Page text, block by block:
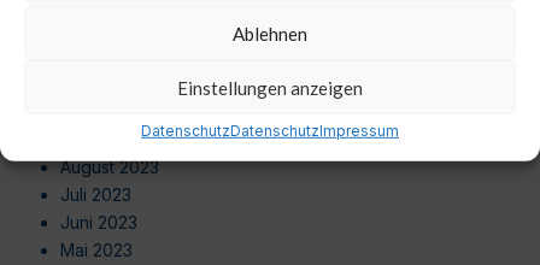
Ablehnen
Einstellungen anzeigen
DatenschutzDatenschutzImpressum
November 2023
September 2023
August 2023
Juli 2023
Juni 2023
Mai 2023